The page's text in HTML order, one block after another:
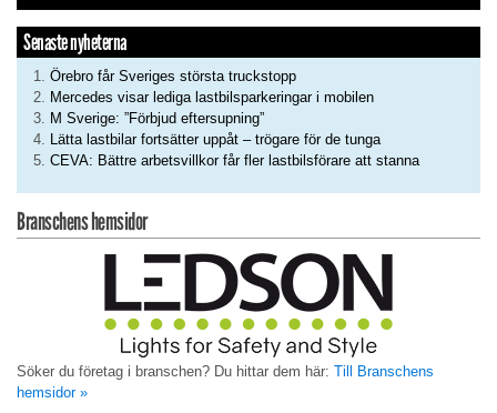
Senaste nyheterna
Örebro får Sveriges största truckstopp
Mercedes visar lediga lastbilsparkeringar i mobilen
M Sverige: ”Förbjud eftersupning”
Lätta lastbilar fortsätter uppåt – trögare för de tunga
CEVA: Bättre arbetsvillkor får fler lastbilsförare att stanna
Branschens hemsidor
Söker du företag i branschen? Du hittar dem här: Till Branschens
hemsidor »